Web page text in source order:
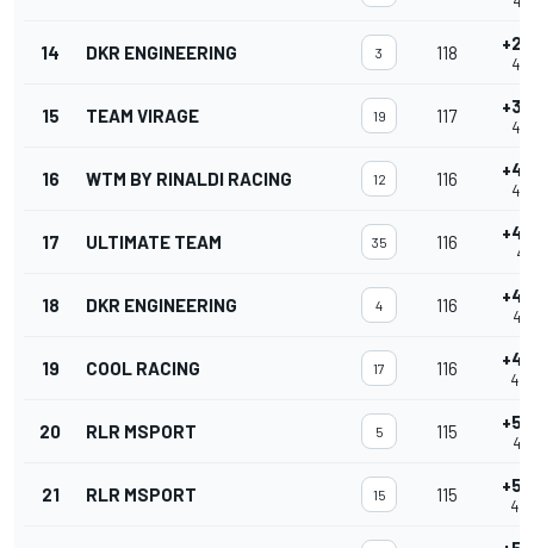
14 DKR ENGINEERING 3 118 +2
15 TEAM VIRAGE 19 117 +3
16 WTM BY RINALDI RACING 12 116 +4
17 ULTIMATE TEAM 35 116 +4
18 DKR ENGINEERING 4 116 +4
19 COOL RACING 17 116 +4
20 RLR MSPORT 5 115 +5
21 RLR MSPORT 15 115 +5